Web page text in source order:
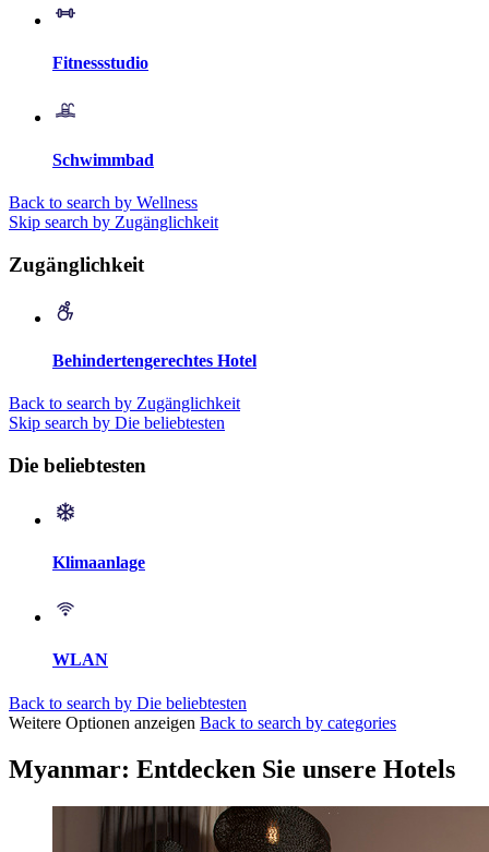
Fitnessstudio
Schwimmbad
Back to search by Wellness
Skip search by Zugänglichkeit
Zugänglichkeit
Behindertengerechtes Hotel
Back to search by Zugänglichkeit
Skip search by Die beliebtesten
Die beliebtesten
Klimaanlage
WLAN
Back to search by Die beliebtesten
Weitere Optionen anzeigen Back to search by categories
Myanmar: Entdecken Sie unsere Hotels